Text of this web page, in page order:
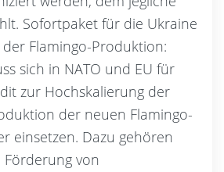
Sofortpaket für die Ukraine
Flamingo-Produktion:
sich in NATO und EU für
zur Hochskalierung der
der neuen Flamingo-
einsetzen. Dazu gehören
Förderung von